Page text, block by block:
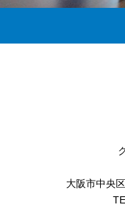
大阪市中央